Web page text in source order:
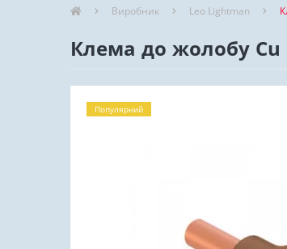
Виробник Leo Lightman
Клема до жолобу Cu
Популярний